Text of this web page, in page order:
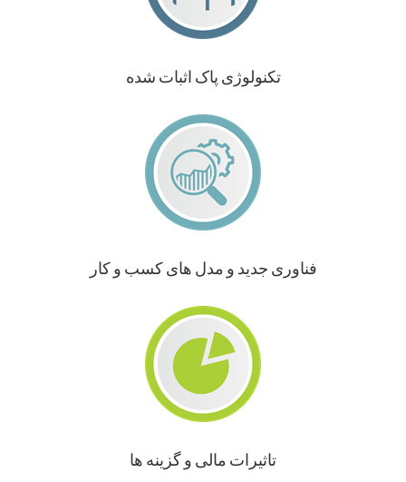
تکنولوژی پاک اثبات شده
فناوری جدید و مدل های کسب و کار
تاثیرات مالی و گزینه ها